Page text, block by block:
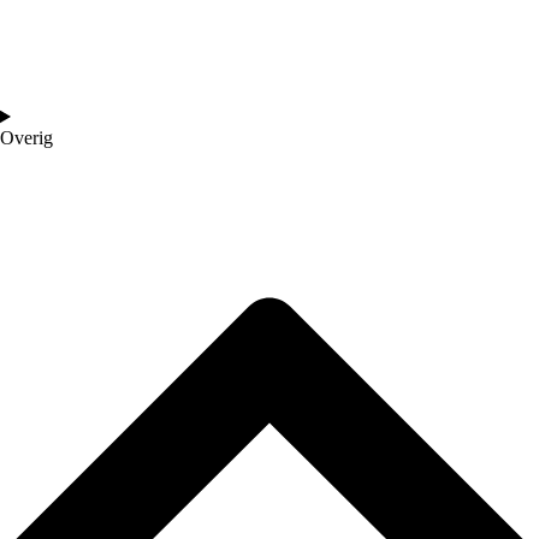
Overig